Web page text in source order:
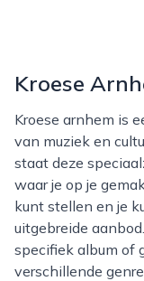
Kroese
Kroese arnhem is een vertrouwd adres voor liefhebbers
van muziek en
staat deze
waar je op je
kunt stellen en je
uitgebreide
specifiek album of
verschillende